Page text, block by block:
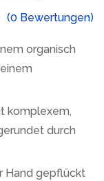
(0 Bewertungen)
organisch
komplexem,
durch
Hand gepflückt